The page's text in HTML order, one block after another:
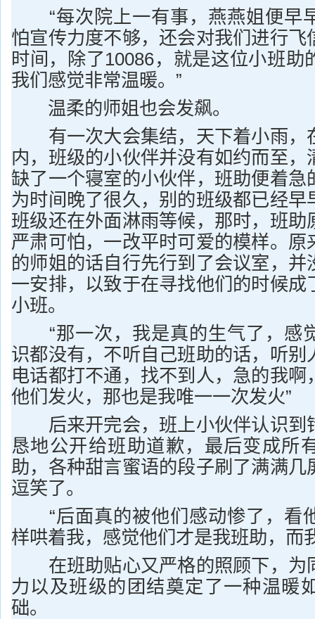
“每次院上一有事，燕燕姐便早
怕宣传力度不够，还会对我们进行飞
时间，除了10086，就是这位小班助
我们感觉非常温暖。”
温柔的师姐也会发飙。
有一次大会集结，天下着小雨，
内，班级的小伙伴并没有如约而至，
缺了一个寝室的小伙伴，班助便着急
为时间晚了很久，别的班级都已经早
班级还在外面淋雨等候，那时，班助
严肃可怕，一改平时可爱的模样。原
的师姐的话自行先行到了会议室，并
一安排，以致于在寻找他们的时候成
小班。
“那一次，我是真的生气了，感
识都没有，不听自己班助的话，听别
电话都打不通，找不到人，急的我啊
他们发火，那也是我唯一一次发火”
后来开完会，班上小伙伴认识到
恳地公开给班助道歉，最后变成所
助，各种甜言蜜语的段子刷了满满几
逗笑了。
“后面真的被他们感动惨了，看
样哄着我，感觉他们才是我班助，而
在班助贴心又严格的照顾下，为
力以及班级的团结奠定了一种温暖
础。